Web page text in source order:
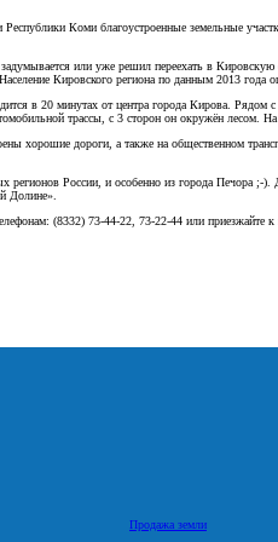
Коми благоустроенные земельные
или уже решил переехать в
Кировского региона по данным 2013 года
в 20 минутах от центра города Кирова.
трассы, с 3 сторон он окружён лесом.
хорошие дороги, а также на общественном
регионов России, и особенно из города Печора
Долине».
(8332) 73-44-22, 73-22-44 или
Продажа земли